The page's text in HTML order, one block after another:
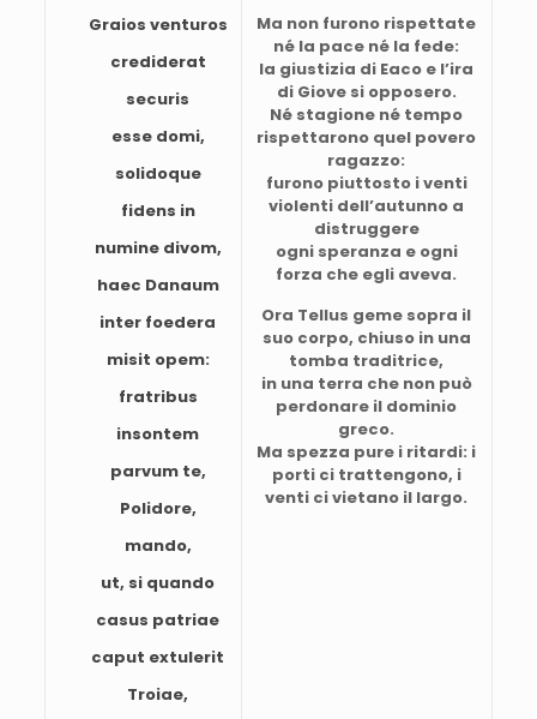
Graios venturos
crediderat
securis
esse domi,
solidoque
fidens in
numine divom,
haec Danaum
inter foedera
misit opem:
fratribus
insontem
parvum te,
Polidore,
mando,
ut, si quando
casus patriae
caput extulerit
Troiae,
Ma non furono rispettate
né la pace né la fede:
la giustizia di Eaco e l’ira
di Giove si opposero.
Né stagione né tempo
rispettarono quel povero
ragazzo:
furono piuttosto i venti
violenti dell’autunno a
distruggere
ogni speranza e ogni
forza che egli aveva.
Ora Tellus geme sopra il
suo corpo, chiuso in una
tomba traditrice,
in una terra che non può
perdonare il dominio
greco.
Ma spezza pure i ritardi: i
porti ci trattengono, i
venti ci vietano il largo.